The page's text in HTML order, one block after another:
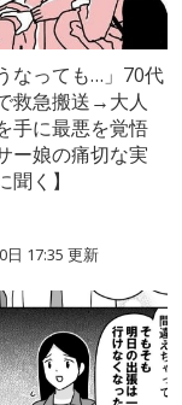
なっても…」70代
救急搬送→大人
手に最悪を覚悟
ー娘の痛切な実
聞く】
日 17:35 更新